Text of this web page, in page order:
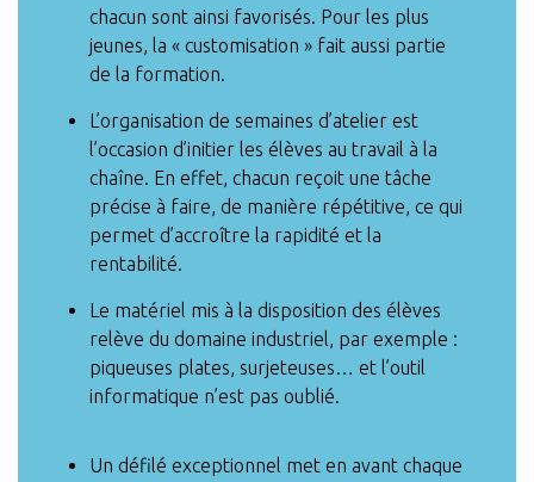
chacun sont ainsi favorisés. Pour les plus
jeunes, la « customisation » fait aussi partie
de la formation.
L’organisation de semaines d’atelier est
l’occasion d’initier les élèves au travail à la
chaîne. En effet, chacun reçoit une tâche
précise à faire, de manière répétitive, ce qui
permet d’accroître la rapidité et la
rentabilité.
Le matériel mis à la disposition des élèves
relève du domaine industriel, par exemple :
piqueuses plates, surjeteuses… et l’outil
informatique n’est pas oublié.
Un défilé exceptionnel met en avant chaque